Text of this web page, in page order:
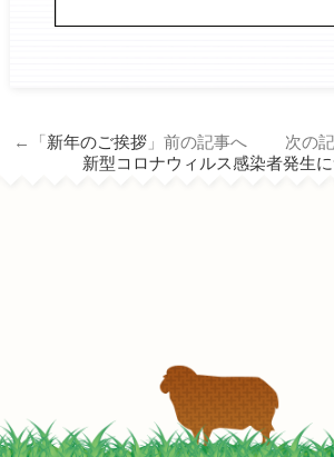
←「新年のご挨拶」前の記事へ 次の記
新型コロナウィルス感染者発生